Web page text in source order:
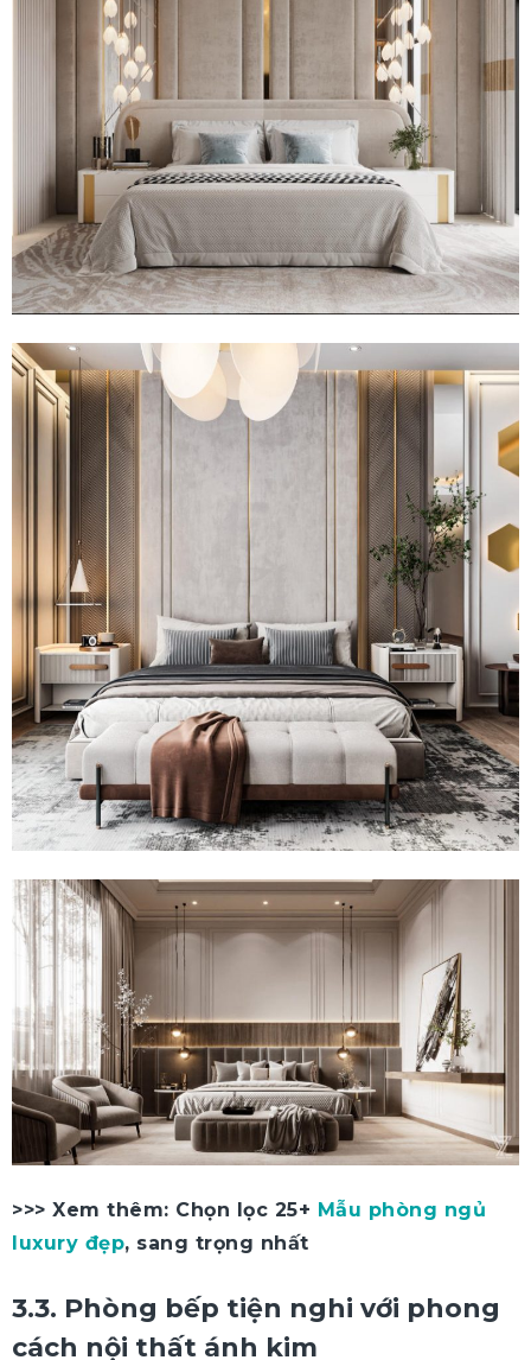
>>> Xem thêm: Chọn lọc 25+ Mẫu phòng ngủ
luxury đẹp, sang trọng nhất
3.3. Phòng bếp tiện nghi với phong
cách nội thất ánh kim